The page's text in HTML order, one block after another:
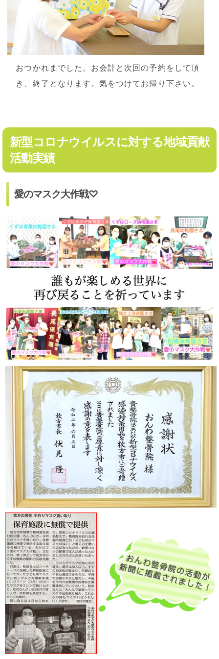
おつかれまでした。お会計と次回の予約をして頂
き、終了となります。気をつけてお帰り下さい。
新型コロナウイルスに対する地域貢献
活動実績
愛のマスク大作戦♡